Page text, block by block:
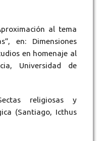
al tema
en: Dimensiones
en homenaje al
Universidad de
religiosas y
(Santiago, Icthus